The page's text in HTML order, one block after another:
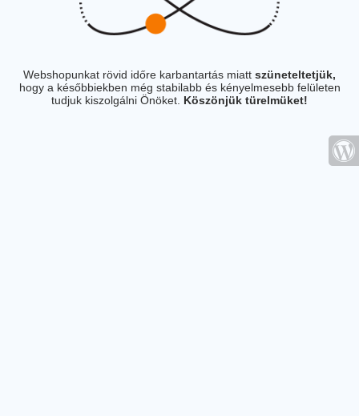
Webshopunkat rövid időre karbantartás miatt szüneteltetjük,
hogy a későbbiekben még stabilabb és kényelmesebb felületen
tudjuk kiszolgálni Önöket. Köszönjük türelmüket!